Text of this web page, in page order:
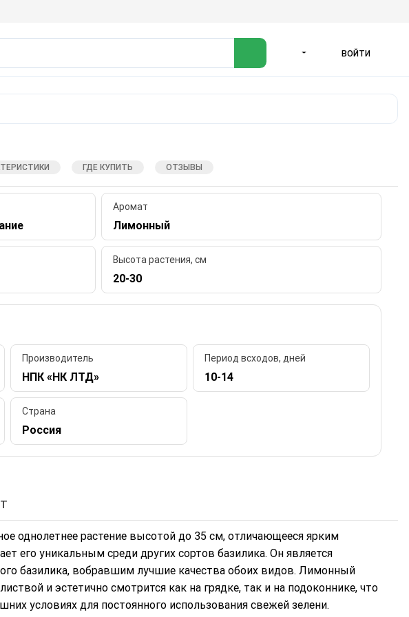
ВОЙТИ
ГДЕ КУПИТЬ ОТЗЫВЫ
Аромат
Лимонный
Высота растения, см
20-30
Производитель
НПК «НК ЛТД»
Период всходов, дней
10-14
Страна
Россия
однолетнее растение высотой до 35 см, отличающееся ярким
его уникальным среди других сортов базилика. Он является
базилика, вобравшим лучшие качества обоих видов. Лимонный
и эстетично смотрится как на грядке, так и на подоконнике, что
условиях для постоянного использования свежей зелени.